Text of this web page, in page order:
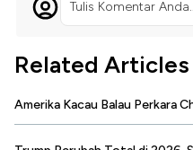
Tulis Komentar
Related Articles
Amerika Kacau Balau Perkara